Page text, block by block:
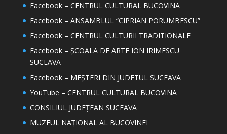
Facebook – CENTRUL CULTURAL BUCOVINA
Facebook – ANSAMBLUL “CIPRIAN PORUMBESCU”
Facebook – CENTRUL CULTURII TRADITIONALE
Facebook – ȘCOALA DE ARTE ION IRIMESCU
SUCEAVA
Facebook – MEȘTERI DIN JUDETUL SUCEAVA
YouTube – CENTRUL CULTURAL BUCOVINA
CONSILIUL JUDEȚEAN SUCEAVA
MUZEUL NAȚIONAL AL BUCOVINEI